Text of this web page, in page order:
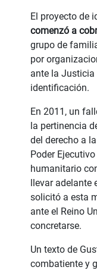
El proyecto de
comenzó a
grupo de
por
ante la Justicia
identificación.
En 2011, un
la pertinencia
del derecho a
Poder
humanitario
llevar adelante
solicitó a esta
ante el Reino
concretarse.
Un texto de
combatiente y